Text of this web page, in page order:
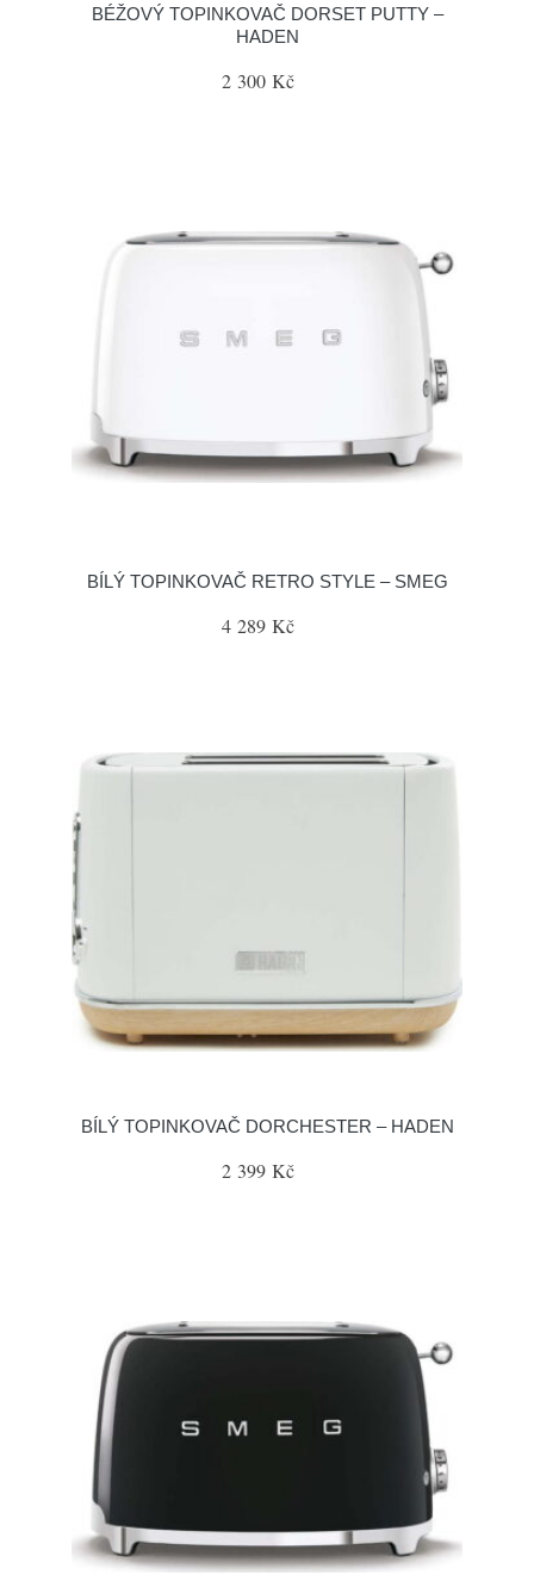
BÉŽOVÝ TOPINKOVAČ DORSET PUTTY –
HADEN
2 300 Kč
BÍLÝ TOPINKOVAČ RETRO STYLE – SMEG
4 289 Kč
BÍLÝ TOPINKOVAČ DORCHESTER – HADEN
2 399 Kč